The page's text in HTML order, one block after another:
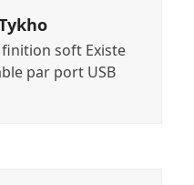
soft Existe
par port USB